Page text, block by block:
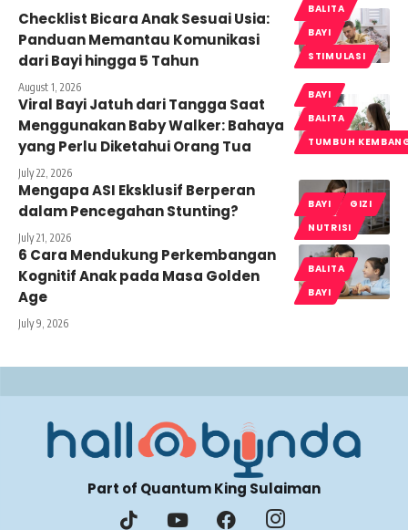
BALITA
BAYI
STIMULASI
Checklist Bicara Anak Sesuai Usia:
Panduan Memantau Komunikasi
dari Bayi hingga 5 Tahun
August 1, 2026
BAYI
BALITA
TUMBUH
Viral Bayi Jatuh dari Tangga Saat
Menggunakan Baby Walker: Bahaya
yang Perlu Diketahui Orang Tua
July 22, 2026
BAYI
GIZI
NUTRISI
Mengapa ASI Eksklusif Berperan
dalam Pencegahan Stunting?
July 21, 2026
BALITA
BAYI
6 Cara Mendukung Perkembangan
Kognitif Anak pada Masa Golden
Age
July 9, 2026
Part of Quantum King Sulaiman